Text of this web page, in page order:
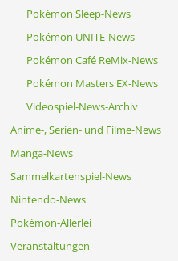
Pokémon Sleep-News
Pokémon UNITE-News
Pokémon Café ReMix-News
Pokémon Masters EX-News
Videospiel-News-Archiv
Anime-, Serien- und Filme-News
Manga-News
Sammelkartenspiel-News
Nintendo-News
Pokémon-Allerlei
Veranstaltungen